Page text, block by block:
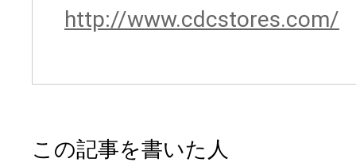
http://www.cdcstores.com/
この記事を書いた人